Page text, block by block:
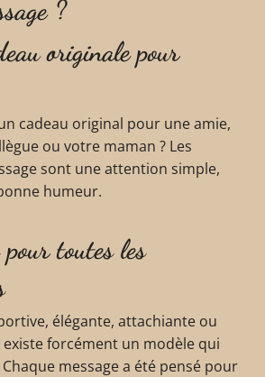
?
originale pour
cadeau original pour une amie,
ou votre maman ? Les
sont une attention simple,
humeur.
pour toutes les
élégante, attachiante ou
existe forcément un modèle qui
message a été pensé pour